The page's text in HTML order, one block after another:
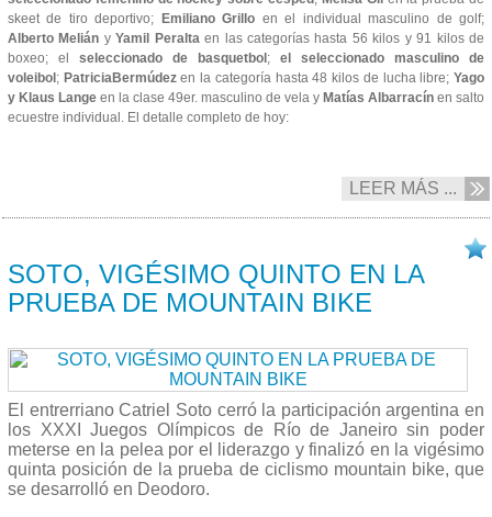
skeet de tiro deportivo; Emiliano Grillo en el individual masculino de golf;
Alberto Melián yYamil Peralta en las categorías hasta 56 kilos y 91 kilos de
boxeo; el seleccionado de basquetbol; el seleccionado masculino de
voleibol; PatriciaBermúdezen la categoría hasta 48 kilos de lucha libre;Yago
y Klaus Lange en la clase 49er. masculino de vela y Matías Albarracín en salto
ecuestre individual. El detalle completo de hoy:
LEER MÁS ...
SOTO, VIGÉSIMO QUINTO EN LA
PRUEBA DE MOUNTAIN BIKE
El entrerriano Catriel Soto cerró la participación argentina en
los XXXI Juegos Olímpicos de Río de Janeiro sin poder
meterse en la pelea por el liderazgo y finalizó en la vigésimo
quinta posición de la prueba de ciclismo mountain bike, que
se desarrolló en Deodoro.